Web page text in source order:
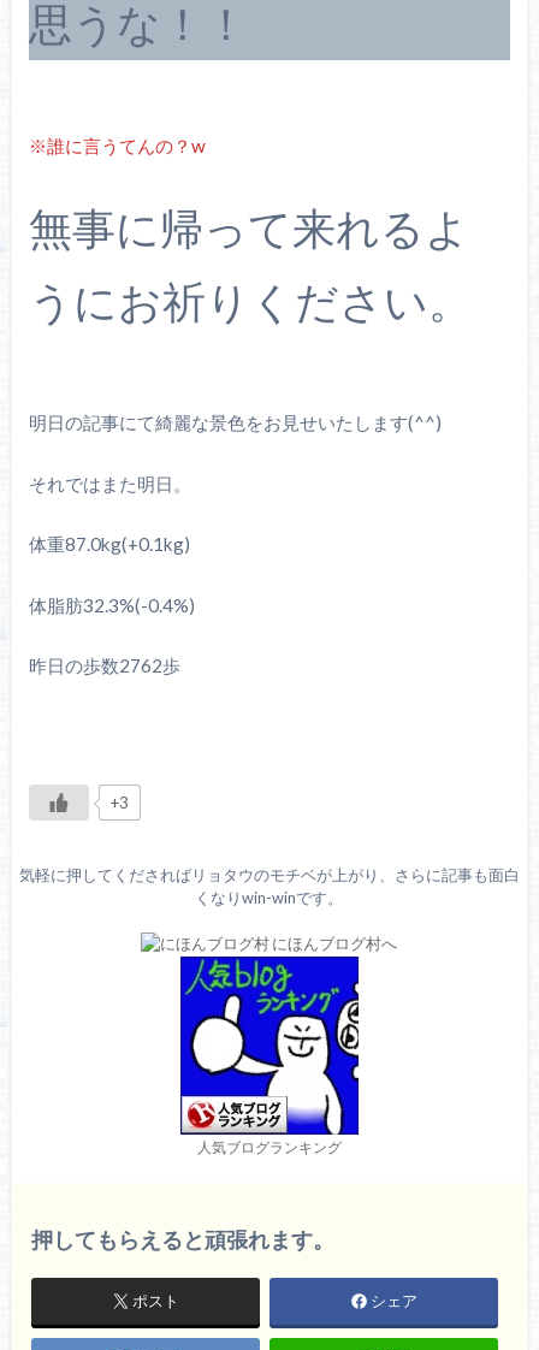
思うな！！
※誰に言うてんの？w
無事に帰って来れるよ
うにお祈りください。
明日の記事にて綺麗な景色をお見せいたします(^^)
それではまた明日。
体重87.0kg(+0.1kg)
体脂肪32.3%(-0.4%)
昨日の歩数2762歩
+3
気軽に押してくださればリョタウのモチベが上がり、さらに記事も面白
くなりwin-winです。
人気ブログランキング
押してもらえると頑張れます。
ポスト シェア